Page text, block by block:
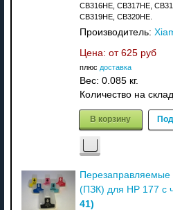
CB316HE, CB317HE,
CB319HE, CB320HE.
Производитель:
Цена: от 625 руб
плюс доставка
Вес: 0.085 кг.
Количество на
В корзину
Перезаправляемые
(ПЗК) для HP 177 с
41)